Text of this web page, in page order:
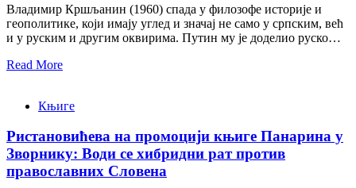
Владимир Кршљанин (1960) спада у филозофе историје и
геополитике, који имају углед и значај не само у српским, већ
и у руским и другим оквирима. Путин му је доделио руско…
Read More
Књиге
Ристановићева на промоцији књиге Панарина у
Зворнику: Води се хибридни рат против
православних Словена